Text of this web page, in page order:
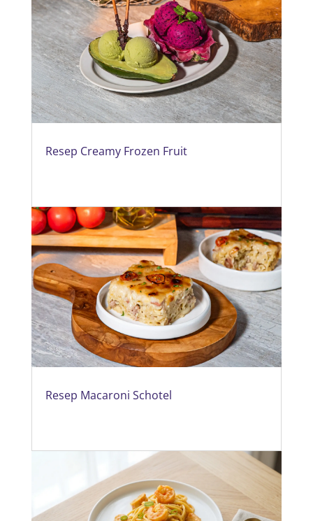
Resep Creamy Frozen Fruit
Resep Macaroni Schotel